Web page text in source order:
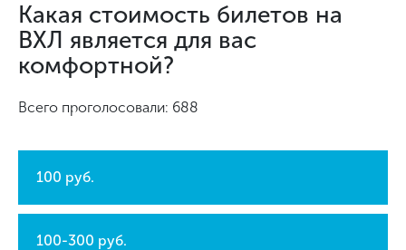
Какая стоимость билетов на
ВХЛ является для вас
комфортной?
Всего проголосовали: 688
100 руб.
100-300 руб.